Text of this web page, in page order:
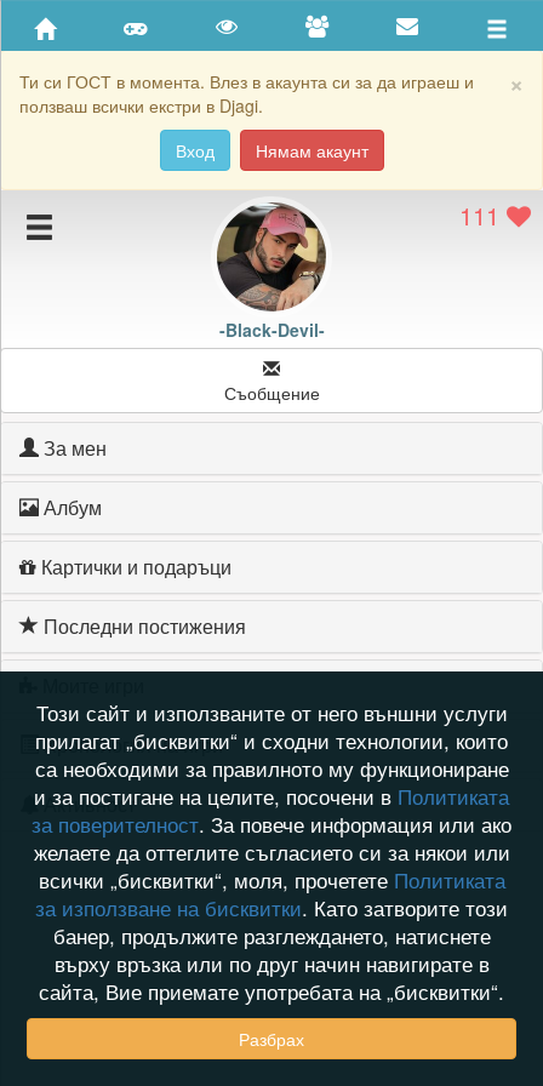
×
Ти си ГОСТ в момента. Влез в акаунта си за да играеш и
ползваш всички екстри в Djagi.
Вход
Нямам акаунт
Приятели
Хронология на игри
Подаръците на -Black-Devil-
Картичките на -Black-Devil-
Блокирай -Black-Devil-
111
-Black-Devil-
Съобщение
За мен
Албум
Картички и подаръци
Последни постижения
Хронология на игри
Активност
Този сайт и използваните от него външни услуги
прилагат „бисквитки“ и сходни технологии, които
са необходими за правилното му функциониране
и за постигане на целите, посочени в Политиката
за поверителност. За повече информация или ако
желаете да оттеглите съгласието си за някои или
всички „бисквитки“, моля, прочетете Политиката
за използване на бисквитки. Като затворите този
банер, продължите разглеждането, натиснете
върху връзка или по друг начин навигирате в
сайта, Вие приемате употребата на „бисквитки“.
Разбрах